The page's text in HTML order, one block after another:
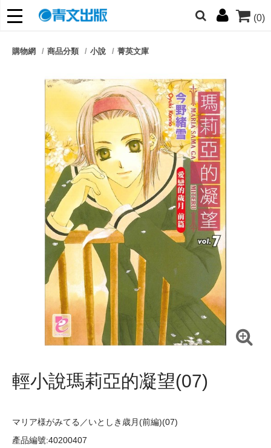
(0)
朋友們，提高警覺！
購物網 商品分類 小說 菁英文庫
輕小說瑪莉亞的凝望(07)
マリア様がみてる／いとしき歳月(前編)(07)
產品編號:40200407